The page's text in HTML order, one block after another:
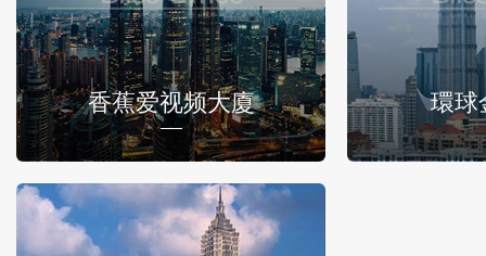
香蕉爱视频大廈 環球